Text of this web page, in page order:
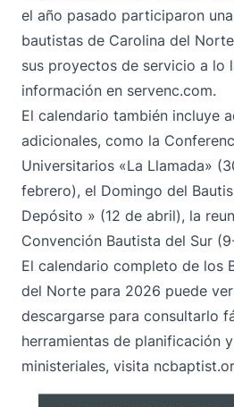
el año pasado participaron
bautistas de Carolina del
sus proyectos de servicio a lo
información en servenc.com.
El calendario también incluye
adicionales, como la
Universitarios «La Llamada»
febrero), el Domingo del
Depósito » (12 de abril), la
Convención Bautista del Sur
El calendario completo de los
del Norte para 2026 puede
descargarse para consultarlo
herramientas de planificación
ministeriales, visita